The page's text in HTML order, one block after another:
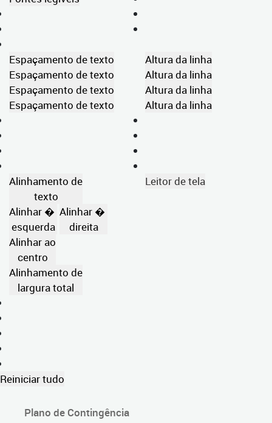
Espaçamento de texto
Espaçamento de texto
Espaçamento de texto
Espaçamento de texto
Altura da linha
Altura da linha
Altura da linha
Altura da linha
Alinhamento de
texto
Alinhar �
esquerda
Alinhar �
direita
Alinhar ao
centro
Alinhamento de
largura total
Leitor de tela
Reiniciar tudo
Plano de Contingência